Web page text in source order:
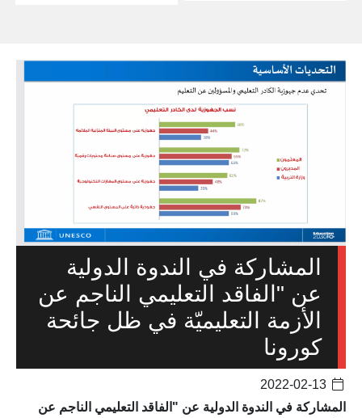
المشاركة في الندوة الدولية
عن "الفاقد التعليمي الناجم عن
الأزمة التعليميّة في ظل جائحة
كورونا
المشاركة في الندوة الدولية عن "الفاقد التعليمي الناجم عن